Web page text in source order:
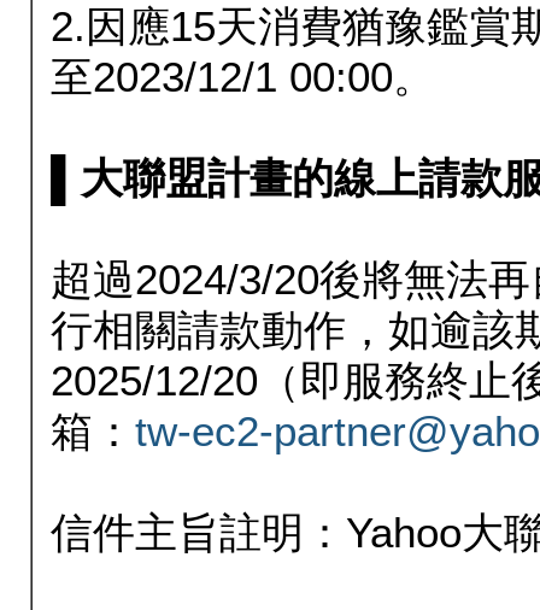
2.因應15天消費猶豫鑑賞
至2023/12/1 00:00。
▌大聯盟計畫的線上請款
超過2024/3/20後將無法
行相關請款動作，如逾該
2025/12/20（即服務終止
箱： tw-ec2-
信件主旨註明：Yahoo大